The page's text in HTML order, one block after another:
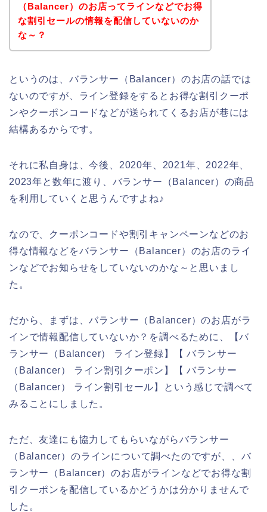
（Balancer）のお店ってラインなどでお得
な割引セールの情報を配信していないのか
な～？
というのは、バランサー（Balancer）のお店の話では
ないのですが、ライン登録をするとお得な割引クーポ
ンやクーポンコードなどが送られてくるお店が巷には
結構あるからです。
それに私自身は、今後、2020年、2021年、2022年、
2023年と数年に渡り、バランサー（Balancer）の商品
を利用していくと思うんですよね♪
なので、クーポンコードや割引キャンペーンなどのお
得な情報などをバランサー（Balancer）のお店のライ
ンなどでお知らせをしていないのかな～と思いまし
た。
だから、まずは、バランサー（Balancer）のお店がラ
インで情報配信していないか？を調べるために、【バ
ランサー（Balancer） ライン登録】【 バランサー
（Balancer） ライン割引クーポン】【 バランサー
（Balancer） ライン割引セール】という感じで調べて
みることにしました。
ただ、友達にも協力してもらいながらバランサー
（Balancer）のラインについて調べたのですが、、バ
ランサー（Balancer）のお店がラインなどでお得な割
引クーポンを配信しているかどうかは分かりませんで
した。